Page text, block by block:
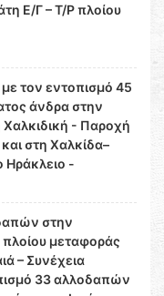
Ε/Γ – Τ/Ρ πλοίου
τον εντοπισμό 45
άνδρα στην
- Παροχή
στη Χαλκίδα–
Ηράκλειο -
στην
μεταφοράς
– Συνέχεια
33 αλλοδαπών